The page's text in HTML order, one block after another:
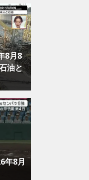
8月8
油と
年8月